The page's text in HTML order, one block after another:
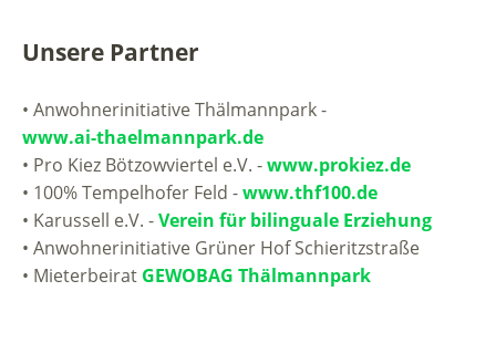
Unsere Partner
• Anwohnerinitiative Thälmannpark -
www.ai-thaelmannpark.de
• Pro Kiez Bötzowviertel e.V. -www.prokiez.de
• 100% Tempelhofer Feld -www.thf100.de
• Karussell e.V. -Verein für bilinguale Erziehung
• Anwohnerinitiative Grüner Hof Schieritzstraße
• Mieterbeirat GEWOBAG Thälmannpark